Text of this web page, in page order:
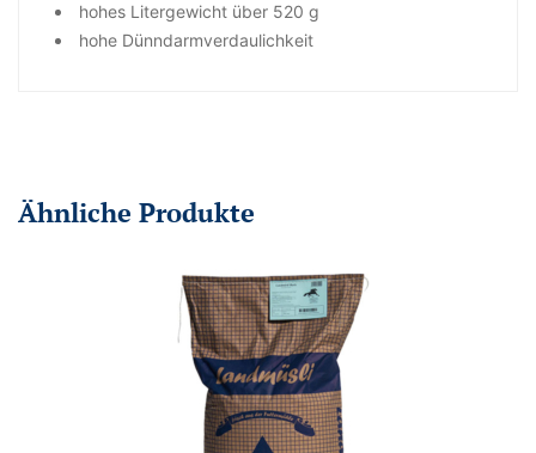
hohes Litergewicht über 520 g
hohe Dünndarmverdaulichkeit
Ähnliche Produkte